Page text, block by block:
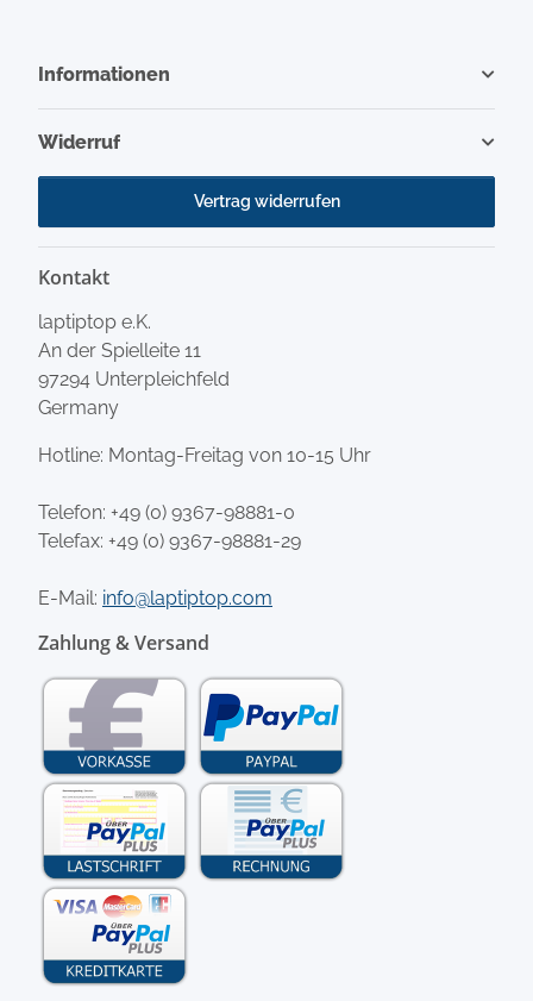
Informationen
Widerruf
Vertrag widerrufen
Kontakt
laptiptop e.K.
An der Spielleite 11
97294 Unterpleichfeld
Germany
Hotline: Montag-Freitag von 10-15 Uhr
Telefon: +49 (0) 9367-98881-0
Telefax: +49 (0) 9367-98881-29
E-Mail: info@laptiptop.com
Zahlung & Versand